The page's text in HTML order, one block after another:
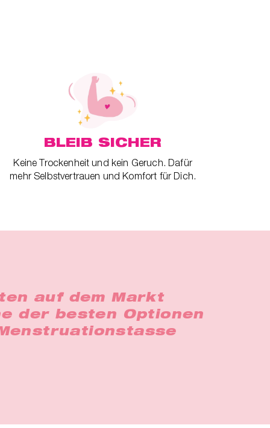
BLEIB SICHER
Keine Trockenheit und kein Geruch. Dafür
mehr Selbstvertrauen und Komfort für Dich.
auf dem Markt
der besten Optionen